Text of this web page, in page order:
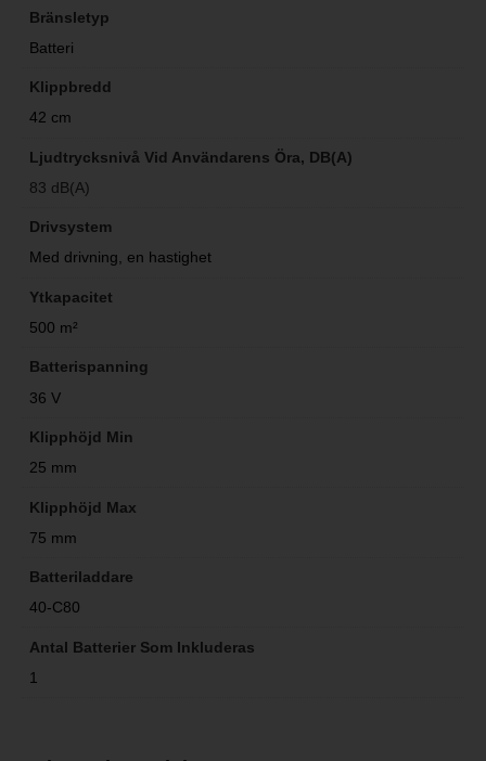
Bränsletyp
Batteri
Klippbredd
42 cm
Ljudtrycksnivå Vid Användarens Öra, DB(A)
83 dB(A)
Drivsystem
Med drivning, en hastighet
Ytkapacitet
500 m²
Batterispanning
36 V
Klipphöjd Min
25 mm
Klipphöjd Max
75 mm
Batteriladdare
40-C80
Antal Batterier Som Inkluderas
1